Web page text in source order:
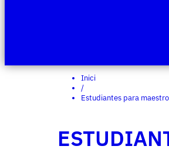
Inici
/
Estudiantes para maestro